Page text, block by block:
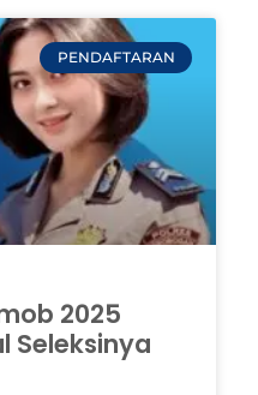
PENDAFTARAN
2025
Seleksinya